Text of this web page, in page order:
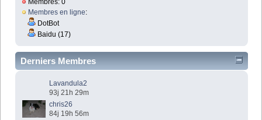
Membres: 0
Membres en ligne:
DotBot
Baidu (17)
Derniers Membres
Lavandula2
93j 21h 29m
chris26
84j 19h 56m